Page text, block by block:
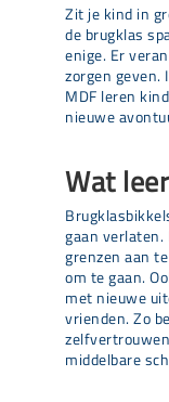
Zit je kind in
de brugklas
enige. Er
zorgen
MDF leren
nieuwe
Wat
gaan
grenzen aan
om te gaan.
met nieuwe
vrienden. Zo
middelbare